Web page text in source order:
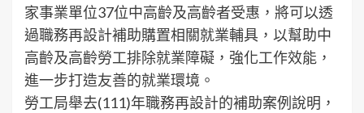
家事業單位37位中高齡及高齡者受惠，將可以透
過職務再設計補助購置相關就業輔具，以幫助中
高齡及高齡勞工排除就業障礙，強化工作效能，
進一步打造友善的就業環境。
勞工局舉去(111)年職務再設計的補助案例說明，